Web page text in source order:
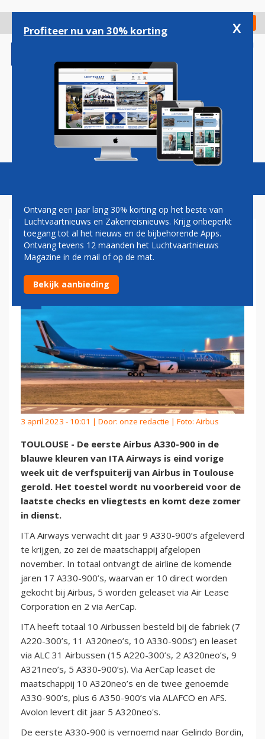
gaan
Check in
Magazine Podcasts Vacatures
EERSTE A330-900 ITA
AIRWAYS BEKENT KLEUR
3 april 2023 - 10:01 | Door: onze redactie | Foto: Airbus
TOULOUSE - De eerste Airbus A330-900 in de
blauwe kleuren van ITA Airways is eind vorige
week uit de verfspuiterij van Airbus in Toulouse
gerold. Het toestel wordt nu voorbereid voor de
laatste checks en vliegtests en komt deze zomer
in dienst.
ITA Airways verwacht dit jaar 9 A330-900’s afgeleverd
te krijgen, zo zei de maatschappij afgelopen
november. In totaal ontvangt de airline de komende
jaren 17 A330-900’s, waarvan er 10 direct worden
gekocht bij Airbus, 5 worden geleaset via Air Lease
Corporation en 2 via AerCap.
ITA heeft totaal 10 Airbussen besteld bij de fabriek (7
A220-300’s, 11 A320neo’s, 10 A330-900s’) en leaset
via ALC 31 Airbussen (15 A220-300’s, 2 A320neo’s, 9
A321neo’s, 5 A330-900’s). Via AerCap leaset de
maatschappij 10 A320neo’s en de twee genoemde
A330-900’s, plus 6 A350-900’s via ALAFCO en AFS.
Avolon levert dit jaar 5 A320neo's.
De eerste A330-900 is vernoemd naar Gelindo Bordin,
Profiteer nu van 30% korting x
Ontvang een jaar lang 30% korting op het beste van
Luchtvaartnieuws en Zakenreisnieuws. Krijg onbeperkt
toegang tot al het nieuws en de bijbehorende Apps.
Ontvang tevens 12 maanden het Luchtvaartnieuws
Magazine in de mail of op de mat.
Bekijk aanbieding